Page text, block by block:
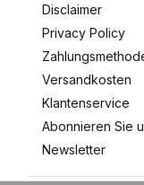
Disclaimer
Privacy Policy
Versandkosten
Klantenservice
Abonnieren Sie
Newsletter